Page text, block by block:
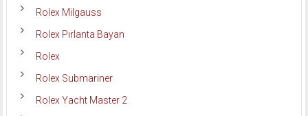
Rolex Milgauss
Rolex Pırlanta Bayan
Rolex
Rolex Submariner
Rolex Yacht Master 2